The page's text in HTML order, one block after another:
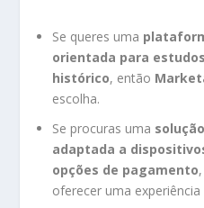
Se queres uma
orientada para
histórico, então
escolha.
Se procuras uma
adaptada a
opções de pagamento
oferecer uma